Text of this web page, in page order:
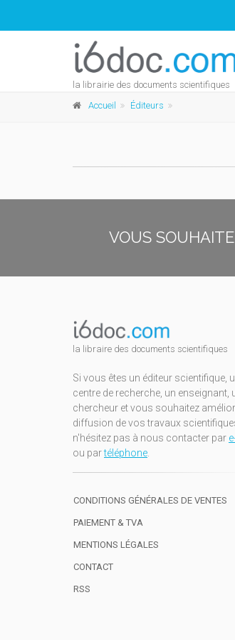
la librairie des documents scientifiques
Accueil Éditeurs
VOUS
la libraire des documents scientifiques
Si vous êtes un éditeur scientifique,
centre de recherche, un enseignant,
chercheur et vous souhaitez
diffusion de vos travaux
n'hésitez pas à nous contacter par
ou partéléphone.
CONDITIONS GÉNÉRALES DE VENTES
PAIEMENT & TVA
MENTIONS LÉGALES
CONTACT
RSS